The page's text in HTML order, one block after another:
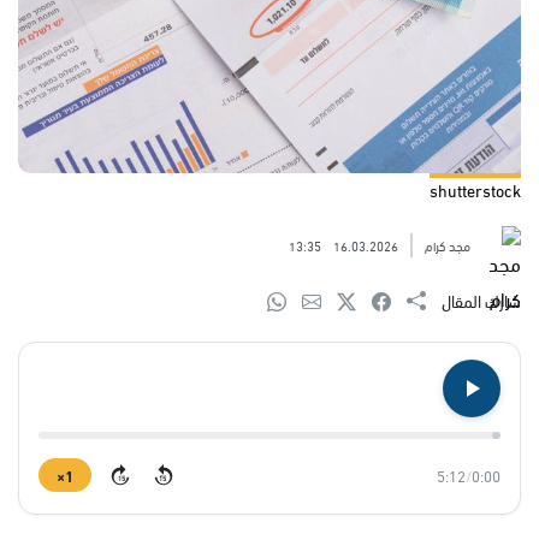
shutterstock
مجد كرام 16.03.2026
13:35
شارك المقال
0:00
/
5:12
15
15
1×